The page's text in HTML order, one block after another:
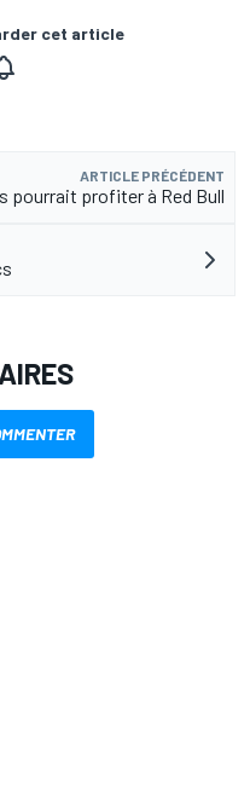
cet article
ARTICLE PRÉCÉDENT
pourrait profiter à Red Bull